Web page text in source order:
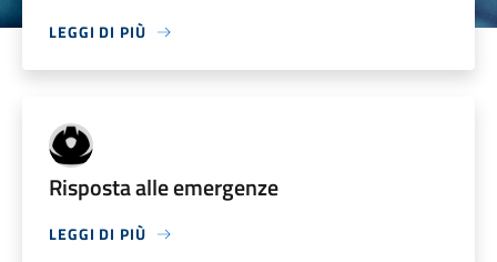
LEGGI DI PIÙ
Risposta alle emergenze
LEGGI DI PIÙ